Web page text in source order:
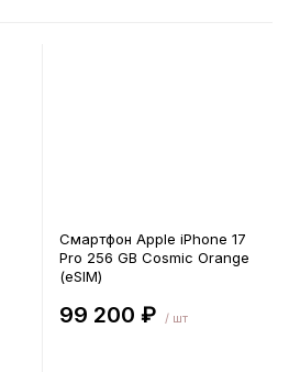
Смартфон Apple iPhone 17
Pro 256 GB Cosmic Orange
(eSIM)
99 200 ₽ / шт